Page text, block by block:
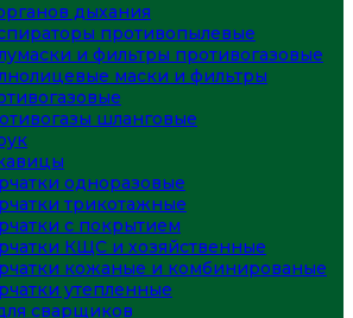
дыхания
противопылевые
и фильтры противогазовые
маски и фильтры
шланговые
одноразовые
трикотажные
с покрытием
КЩС и хозяйственные
кожаные и комбинированые
утепленные
сварщиков